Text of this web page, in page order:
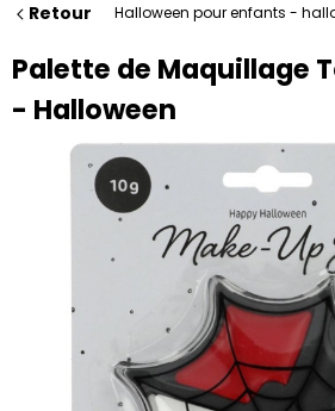
Retour Halloween pour enfants -
Palette de Maquillage
- Halloween